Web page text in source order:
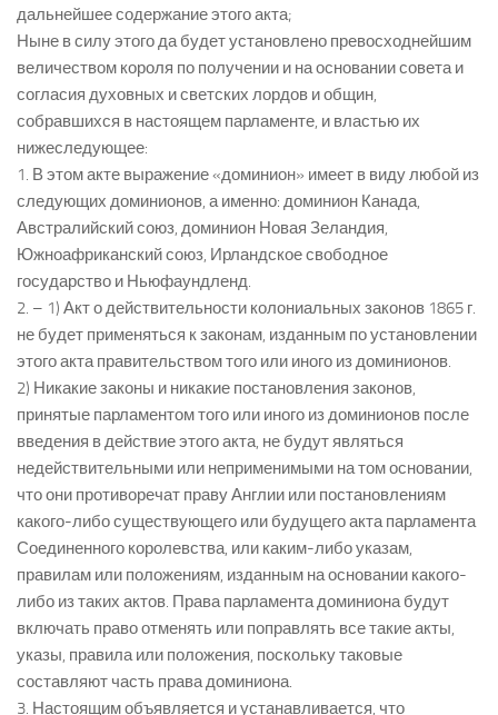
дальнейшее содержание этого акта;
Ныне в силу этого да будет установлено превосходнейшим
величеством короля по получении и на основании совета и
согласия духовных и светских лордов и общин,
собравшихся в настоящем парламенте, и властью их
нижеследующее:
1. В этом акте выражение «доминион» имеет в виду любой из
следующих доминионов, а именно: доминион Канада,
Австралийский союз, доминион Новая Зеландия,
Южноафриканский союз, Ирландское свободное
государство и Ньюфаундленд.
2. – 1) Акт о действительности колониальных законов 1865 г.
не будет применяться к законам, изданным по установлении
этого акта правительством того или иного из доминионов.
2) Никакие законы и никакие постановления законов,
принятые парламентом того или иного из доминионов после
введения в действие этого акта, не будут являться
недействительными или неприменимыми на том основании,
что они противоречат праву Англии или постановлениям
какого-либо существующего или будущего акта парламента
Соединенного королевства, или каким-либо указам,
правилам или положениям, изданным на основании какого-
либо из таких актов. Права парламента доминиона будут
включать право отменять или поправлять все такие акты,
указы, правила или положения, поскольку таковые
составляют часть права доминиона.
3. Настоящим объявляется и устанавливается, что